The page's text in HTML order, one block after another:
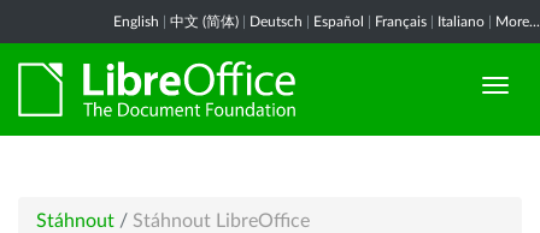
English 中文 (简体) Deutsch Español Français Italiano More...
Stáhnout / Stáhnout LibreOffice